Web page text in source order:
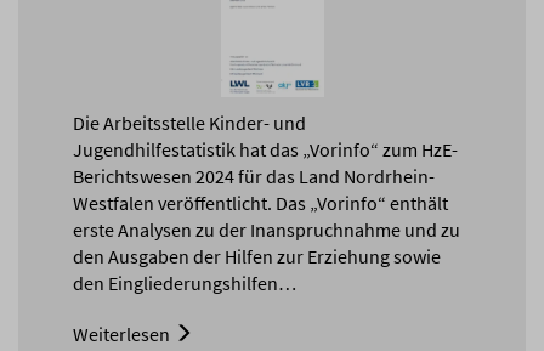
Die Arbeitsstelle Kinder- und
Jugendhilfestatistik hat das „Vorinfo“ zum HzE-
Berichtswesen 2024 für das Land Nordrhein-
Westfalen veröffentlicht. Das „Vorinfo“ enthält
erste Analysen zu der Inanspruchnahme und zu
den Ausgaben der Hilfen zur Erziehung sowie
den Eingliederungshilfen…
Weiterlesen